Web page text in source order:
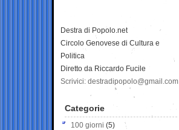
Destra di Popolo.net
Circolo Genovese di Cultura e
Politica
Diretto da Riccardo Fucile
Scrivici: destradipopolo@gmail.com
Categorie
100 giorni (5)